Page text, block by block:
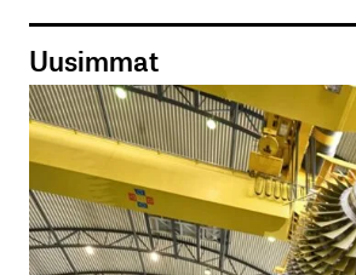
Uusimmat